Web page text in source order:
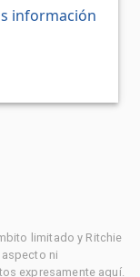
información
limitado y Ritchie
ni
expresamente aquí.